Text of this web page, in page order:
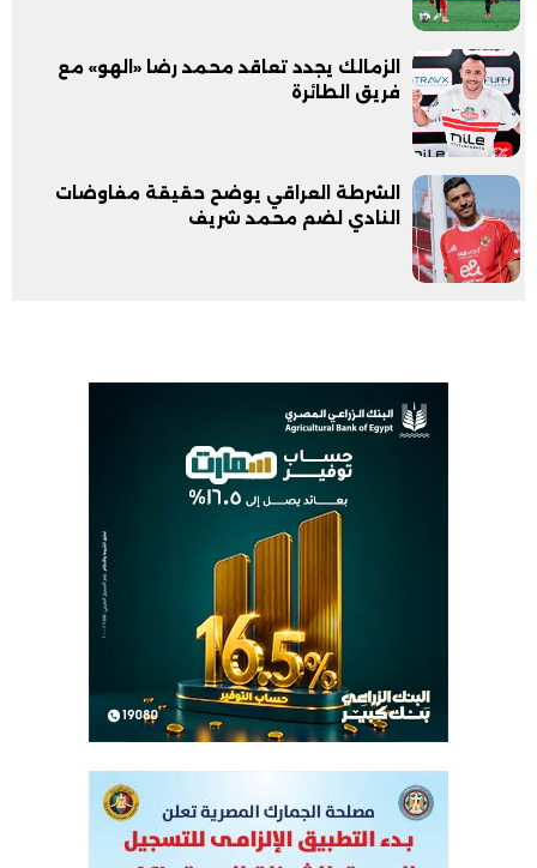
الزمالك يجدد تعاقد محمد رضا «الهو» مع
فريق الطائرة
الشرطة العراقي يوضح حقيقة مفاوضات
النادي لضم محمد شريف